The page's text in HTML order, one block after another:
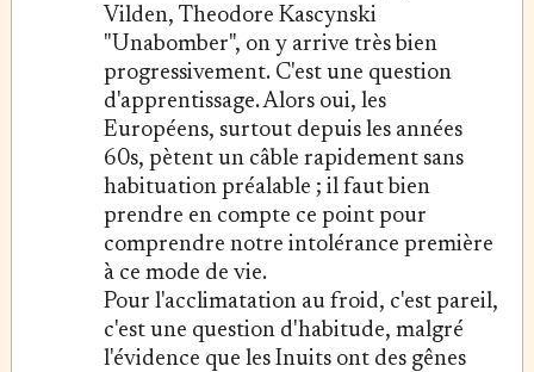
Vilden, Theodore Kascynski
"Unabomber", on y arrive très bien
progressivement. C'est une question
d'apprentissage. Alors oui, les
Européens, surtout depuis les années
60s, pètent un câble rapidement sans
habituation préalable ; il faut bien
prendre en compte ce point pour
comprendre notre intolérance première
à ce mode de vie.
Pour l'acclimatation au froid, c'est pareil,
c'est une question d'habitude, malgré
l'évidence que les Inuits ont des gênes